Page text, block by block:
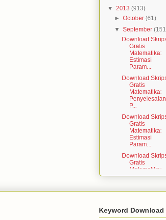
▼ 2013 (913)
►October(61)
▼September
Download
Gratis
Matematika:
Estimasi
Param...
Download
Gratis
Matematika:
Penyelesaian
P...
Download
Gratis
Matematika:
Estimasi
Param...
Download
Gratis
Matematika:
Pembagi Nol
Matematika:
Keyword